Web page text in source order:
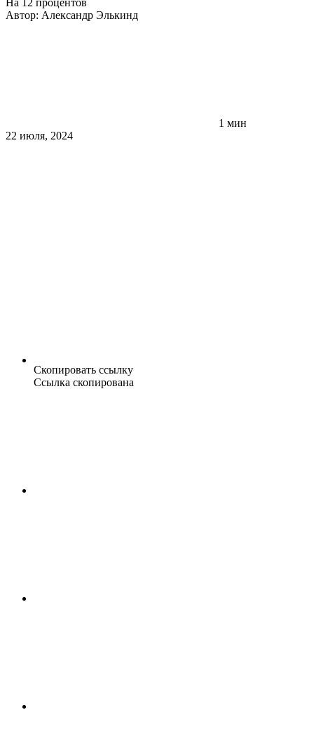
На 12 процентов
Автор: Александр Элькинд
1 мин
22 июля, 2024
Скопировать ссылку
Ссылка скопирована